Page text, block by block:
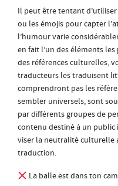
Il peut être tentant
ou les émojis pour capter
l’humour varie
en fait l’un des éléments
des références culturelles,
traducteurs les traduisent
comprendront pas les
sembler universels, sont
par différents groupes de
contenu destiné à un
viser la neutralité culturelle
traduction.
La balle est dans ton